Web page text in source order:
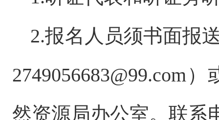
2.报名人员须书面报
2749056683@99.com
然资源局办公室。联系